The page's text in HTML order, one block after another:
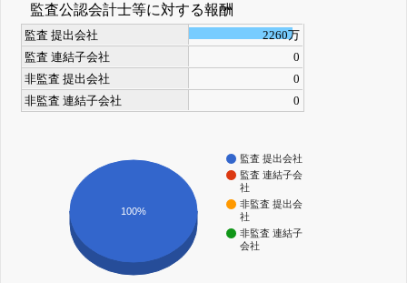
監査公認会計士等に対する報酬
監査 提出会社
2260万
監査 連結子会社
0
非監査 提出会社
0
非監査 連結子会社
0
監査 提出会社
監査 連結子会
社
非監査 提出会
社
非監査 連結子
会社
100%